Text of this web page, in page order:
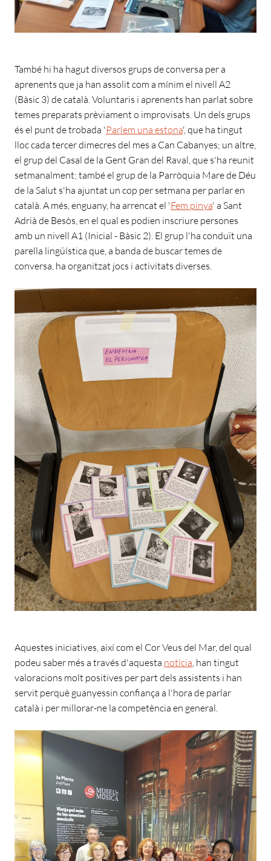
També hi ha hagut diversos grups de conversa per a
aprenents que ja han assolit com a mínim el nivell A2
(Bàsic 3) de català. Voluntaris i aprenents han parlat sobre
temes preparats prèviament o improvisats. Un dels grups
és el punt de trobada 'Parlem una estona', que ha tingut
lloc cada tercer dimecres del mes a Can Cabanyes; un altre,
el grup del Casal de la Gent Gran del Raval, que s'ha reunit
setmanalment; també el grup de la Parròquia Mare de Déu
de la Salut s'ha ajuntat un cop per setmana per parlar en
català. A més, enguany, ha arrencat el 'Fem pinya' a Sant
Adrià de Besòs, en el qual es podien inscriure persones
amb un nivell A1 (Inicial - Bàsic 2). El grup l'ha conduït una
parella lingüística que, a banda de buscar temes de
conversa, ha organitzat jocs i activitats diverses.
Aquestes iniciatives, així com el Cor Veus del Mar, del qual
podeu saber més a través d'aquesta notícia, han tingut
valoracions molt positives per part dels assistents i han
servit perquè guanyessin confiança a l'hora de parlar
català i per millorar-ne la competència en general.